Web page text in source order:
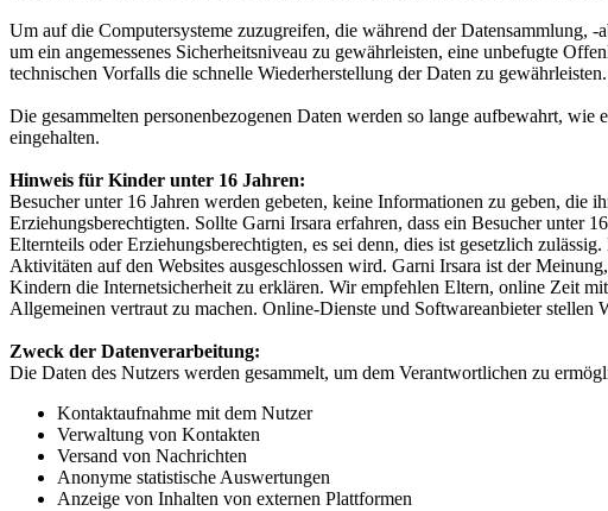
Um auf die Computersysteme zuzugreifen, die während der Datensammlung,
um ein angemessenes Sicherheitsniveau zu gewährleisten, eine unbefugte
technischen Vorfalls die schnelle Wiederherstellung der Daten zu gewährleisten.
Die gesammelten personenbezogenen Daten werden so lange aufbewahrt,
eingehalten.
Hinweis für Kinder unter 16 Jahren:
Besucher unter 16 Jahren werden gebeten, keine Informationen zu geben,
Erziehungsberechtigten. Sollte Garni Irsara erfahren, dass ein Besucher unter
Elternteils oder Erziehungsberechtigten, es sei denn, dies ist gesetzlich
Aktivitäten auf den Websites ausgeschlossen wird. Garni Irsara ist der
Kindern die Internetsicherheit zu erklären. Wir empfehlen Eltern, online Zeit
Allgemeinen vertraut zu machen. Online-Dienste und Softwareanbieter
Zweck der Datenverarbeitung:
Die Daten des Nutzers werden gesammelt, um dem Verantwortlichen zu
Kontaktaufnahme mit dem Nutzer
Verwaltung von Kontakten
Versand von Nachrichten
Anonyme statistische Auswertungen
Anzeige von Inhalten von externen Plattformen